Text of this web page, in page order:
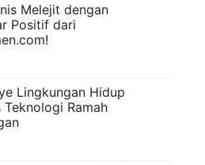
Melejit dengan
Positif dari
Lingkungan Hidup
Teknologi Ramah